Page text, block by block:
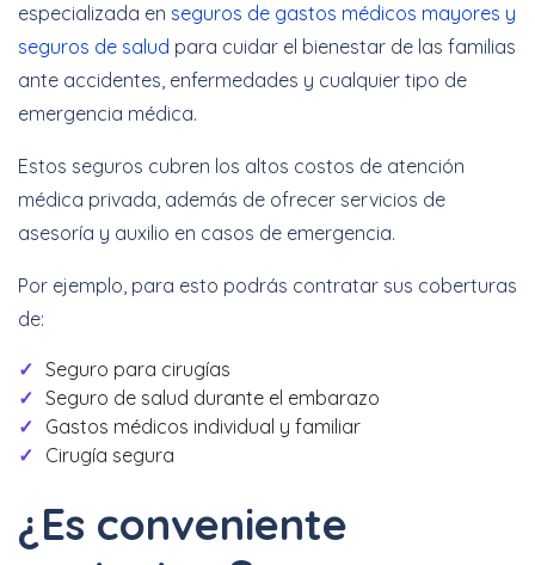
especializada en seguros de gastos médicos mayores y
seguros de salud para cuidar el bienestar de las familias
ante accidentes, enfermedades y cualquier tipo de
emergencia médica.
Estos seguros cubren los altos costos de atención
médica privada, además de ofrecer servicios de
asesoría y auxilio en casos de emergencia.
Por ejemplo, para esto podrás contratar sus coberturas
de:
Seguro para cirugías
Seguro de salud durante el embarazo
Gastos médicos individual y familiar
Cirugía segura
¿Es conveniente